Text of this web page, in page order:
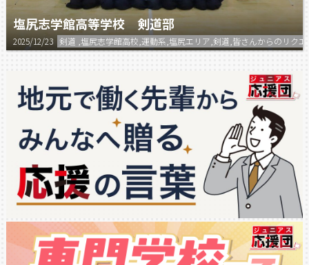
塩尻志学館高等学校 剣道部
2025/12/23 剣道 ,塩尻志学館高校,運動系,塩尻エリア,剣道,皆さんからのリク